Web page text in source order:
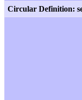
Circular Definition: